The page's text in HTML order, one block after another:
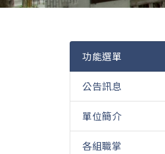
功能選單
公告訊息
單位簡介
各組職掌